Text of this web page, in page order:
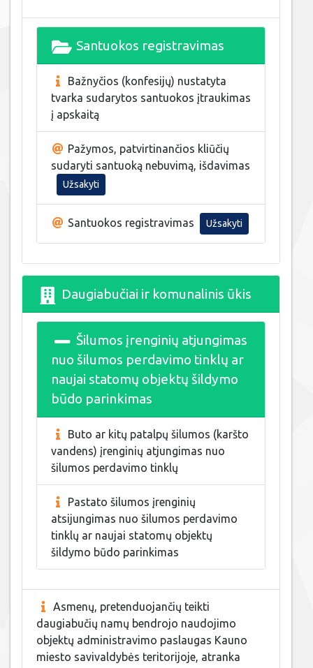
Santuokos registravimas
Bažnyčios (konfesijų) nustatyta
tvarka sudarytos santuokos įtraukimas
į apskaitą
Pažymos, patvirtinančios kliūčių
sudaryti santuoką nebuvimą, išdavimas
Užsakyti
Santuokos registravimas Užsakyti
Daugiabučiai ir komunalinis ūkis
Šilumos įrenginių atjungimas
nuo šilumos perdavimo tinklų ar
naujai statomų objektų šildymo
būdo parinkimas
Buto ar kitų patalpų šilumos (karšto
vandens) įrenginių atjungimas nuo
šilumos perdavimo tinklų
Pastato šilumos įrenginių
atsijungimas nuo šilumos perdavimo
tinklų ar naujai statomų objektų
šildymo būdo parinkimas
Asmenų, pretenduojančių teikti
daugiabučių namų bendrojo naudojimo
objektų administravimo paslaugas Kauno
miesto savivaldybės teritorijoje, atranka